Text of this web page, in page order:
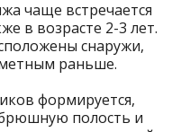
чаще встречается
в возрасте 2-3 лет.
снаружи,
раньше.
формируется,
брюшную полость и